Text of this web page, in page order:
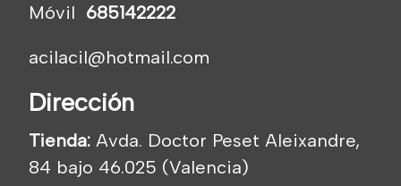
Móvil 685142222
acilacil@hotmail.com
Dirección
Tienda: Avda. Doctor Peset Aleixandre,
84 bajo 46.025 (Valencia)